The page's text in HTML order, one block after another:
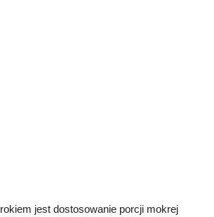
jest dostosowanie porcji mokrej